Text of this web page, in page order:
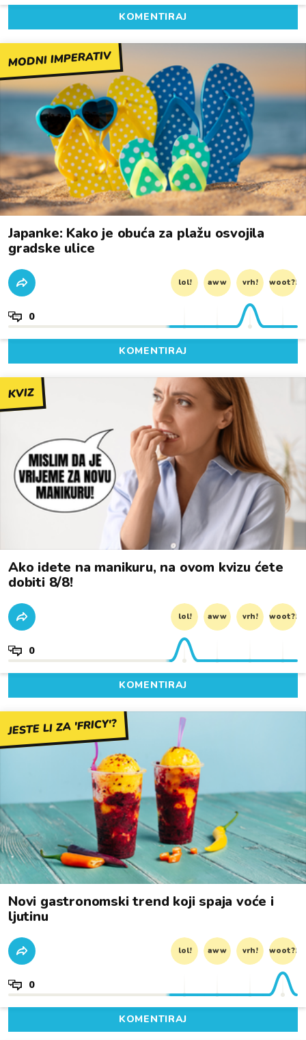
KOMENTIRAJ
MODNI IMPERATIV
Japanke: Kako je obuća za plažu osvojila
gradske ulice
lol! aww vrh! woot?!
0
KOMENTIRAJ
KVIZ
Ako idete na manikuru, na ovom kvizu ćete
dobiti 8/8!
lol! aww vrh! woot?!
0
KOMENTIRAJ
JESTE LI ZA 'FRICY'?
Novi gastronomski trend koji spaja voće i
ljutinu
lol! aww vrh! woot?!
0
KOMENTIRAJ